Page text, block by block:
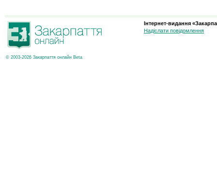
© 2003-2026 Закарпаття онлайн Beta
Інтернет-видання
Надіслати повідомлення